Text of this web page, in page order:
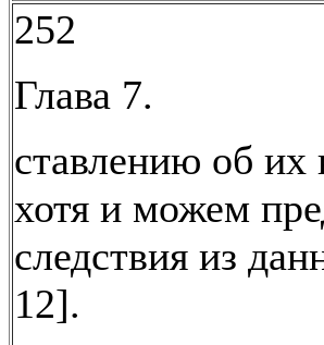
252
Глава 7.
ставлению об их
хотя и можем
следствия из
12].